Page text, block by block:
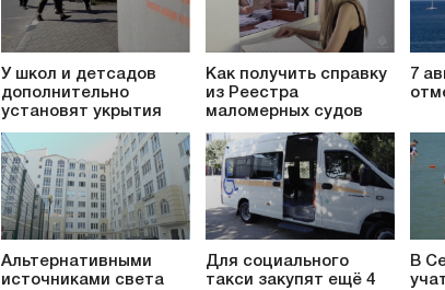
У школ и детсадов
дополнительно
установят укрытия
Как получить справку
из Реестра
маломерных судов
7
Альтернативными
источниками света
Для социального
такси закупят ещё 4
В